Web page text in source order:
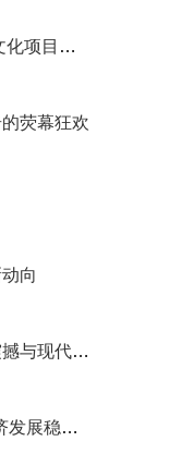
展随谈
荧幕狂欢
向
代的启示
强大活力